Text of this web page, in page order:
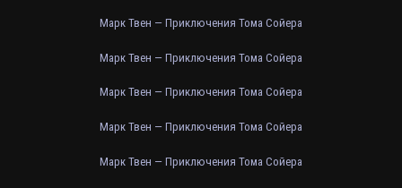
Марк Твен — Приключения Тома Сойера
Марк Твен — Приключения Тома Сойера
Марк Твен — Приключения Тома Сойера
Марк Твен — Приключения Тома Сойера
Марк Твен — Приключения Тома Сойера